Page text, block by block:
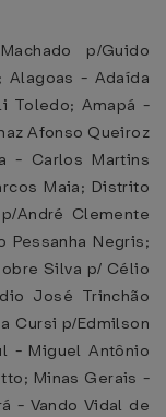
p/Guido
Alagoas - Adaída
Toledo; Amapá -
Afonso Queiroz
- Carlos Martins
Maia; Distrito
André Clemente
Pessanha Negris;
Silva p/ Célio
José Trinchão
Cursi p/Edmilson
- Miguel Antônio
Minas Gerais -
- Vando Vidal de